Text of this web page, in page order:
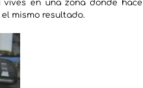
en una zona donde hace
mismo resultado.